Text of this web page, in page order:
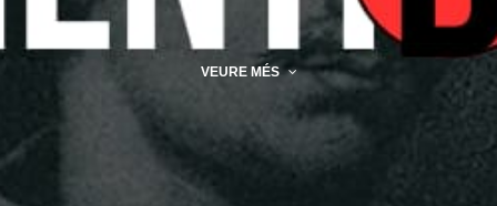
VEURE MÉS